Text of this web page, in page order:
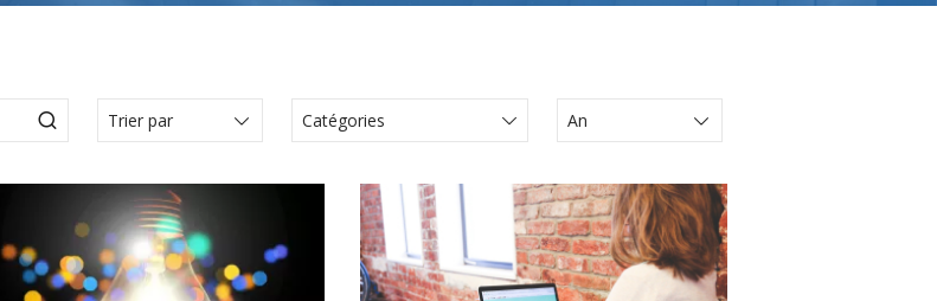
Catégories
Articles
Articole
Communiqué de